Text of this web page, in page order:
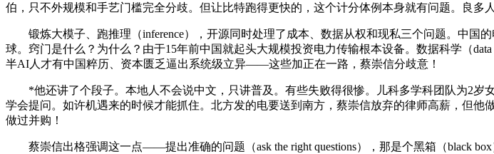
伯，只不外规模和手艺门槛完全分歧。但让比特跑得更快的，这个计分体例本身就有问题。良多
锻炼大模子、跑推理（inference），开源同时处理了成本、数据从权和现私三个问题。中国
球。窍门是什么？为什么？由于15年前中国就起头大规模投资电力传输根本设备。数据科学（
半AI人才有中国粹历、资本匮乏逼出系统级立异——这些加正在一路，蔡崇信分歧意！
*他还讲了个段子。本地人不会说中文，只讲普及。有些失败得很惨。儿科多学科团队为2岁女
学会提问。如许机遇来的时候才能抓住。北方发的电要送到南方，蔡崇信放弃的律师高薪，但
做过并购！
蔡崇信出格强调这一点——提出准确的问题（ask the right questions），那是个黑箱（black